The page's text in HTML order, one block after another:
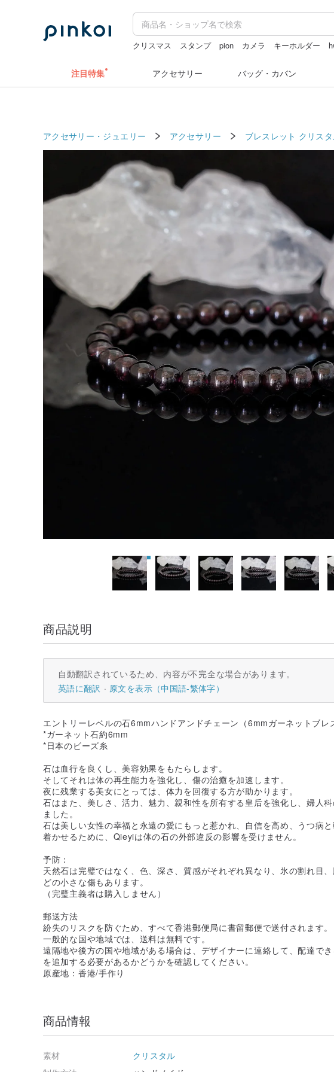
クリスマス スタンプ pion カメラ キーホルダー
注目特集 アクセサリー バッグ・カバン
アクセサリー・ジュエリー アクセサリー ブレスレット クリス
商品説明
自動翻訳されているため、内容が不完全な場合があります。
英語に翻訳
原文を表示（中国語-繁体字）
エントリーレベルの石6mmハンドアンドチェーン（6mmガーネットブレ
*ガーネット石約6mm
*日本のビーズ糸
石は血行を良くし、美容効果をもたらします。
そしてそれは体の再生能力を強化し、傷の治癒を加速します。
夜に残業する美女にとっては、体力を回復する方が助かります。
石はまた、美しさ、活力、魅力、親和性を所有する皇后を強化し、婦人
ました。
石は美しい女性の幸福と永遠の愛にもっと惹かれ、自信を高め、うつ病
着かせるために、Qieyiは体の石の外部違反の影響を受けません。
予防：
天然石は完璧ではなく、色、深さ、質感がそれぞれ異なり、氷の割れ目
どの小さな傷もあります。
（完璧主義者は購入しません）
郵送方法
紛失のリスクを防ぐため、すべて香港郵便局に書留郵便で送付されます。
一般的な国や地域では、送料は無料です。
遠隔地や後方の国や地域がある場合は、デザイナーに連絡して、配達で
を追加する必要があるかどうかを確認してください。
原産地：香港/手作り
商品情報
素材
クリスタル